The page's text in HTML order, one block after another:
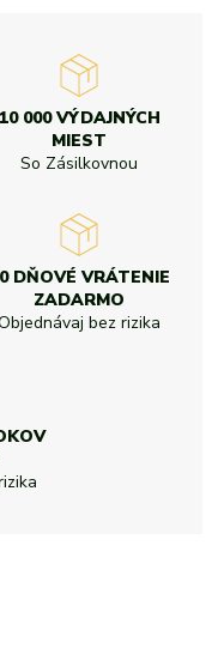
10 000 VÝDAJNÝCH
MIEST
So Zásilkovnou
DŇOVÉ VRÁTENIE
ZADARMO
bez rizika